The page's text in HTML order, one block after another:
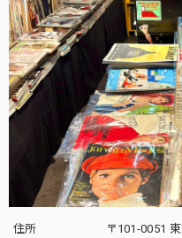
住所
〒101-0051